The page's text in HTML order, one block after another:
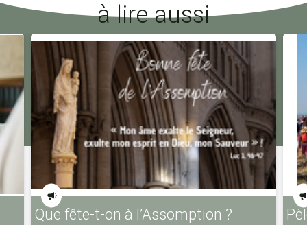
à lire aussi
Que fête-t-on à l’Assomption ?